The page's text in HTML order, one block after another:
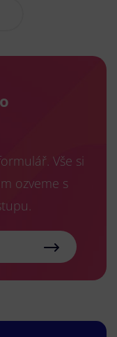
Vše si
ozveme s